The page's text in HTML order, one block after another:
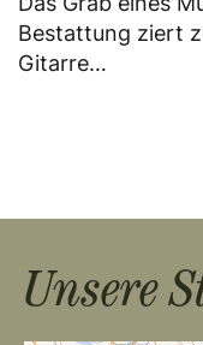
Bestattung ziert
Gitarre…
Unsere